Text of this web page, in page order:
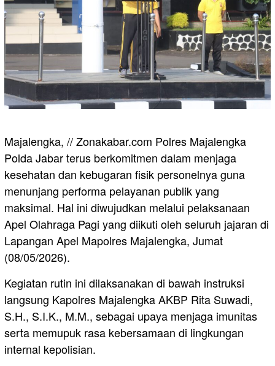
Majalengka, // Zonakabar.com Polres Majalengka
Polda Jabar terus berkomitmen dalam menjaga
kesehatan dan kebugaran fisik personelnya guna
menunjang performa pelayanan publik yang
maksimal. Hal ini diwujudkan melalui pelaksanaan
Apel Olahraga Pagi yang diikuti oleh seluruh jajaran di
Lapangan Apel Mapolres Majalengka, Jumat
(08/05/2026).
Kegiatan rutin ini dilaksanakan di bawah instruksi
langsung Kapolres Majalengka AKBP Rita Suwadi,
S.H., S.I.K., M.M., sebagai upaya menjaga imunitas
serta memupuk rasa kebersamaan di lingkungan
internal kepolisian.